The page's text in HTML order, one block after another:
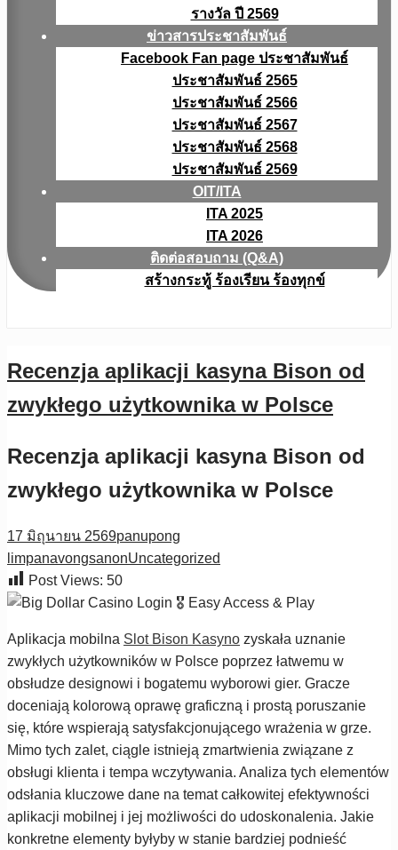
รางวัล ปี 2569
ข่าวสารประชาสัมพันธ์
Facebook Fan page ประชาสัมพันธ์
ประชาสัมพันธ์ 2565
ประชาสัมพันธ์ 2566
ประชาสัมพันธ์ 2567
ประชาสัมพันธ์ 2568
ประชาสัมพันธ์ 2569
OIT/ITA
ITA 2025
ITA 2026
ติดต่อสอบถาม (Q&A)
สร้างกระทู้ ร้องเรียน ร้องทุกข์
Recenzja aplikacji kasyna Bison od
zwykłego użytkownika w Polsce
Recenzja aplikacji kasyna Bison od
zwykłego użytkownika w Polsce
17 มิถุนายน 2569panupong
limpanavongsanonUncategorized
Post Views: 50
Aplikacja mobilna Slot Bison Kasyno zyskała uznanie
zwykłych użytkowników w Polsce poprzez łatwemu w
obsłudze designowi i bogatemu wyborowi gier. Gracze
doceniają kolorową oprawę graficzną i prostą poruszanie
się, które wspierają satysfakcjonującego wrażenia w grze.
Mimo tych zalet, ciągle istnieją zmartwienia związane z
obsługi klienta i tempa wczytywania. Analiza tych elementów
odsłania kluczowe dane na temat całkowitej efektywności
aplikacji mobilnej i jej możliwości do udoskonalenia. Jakie
konkretne elementy byłyby w stanie bardziej podnieść